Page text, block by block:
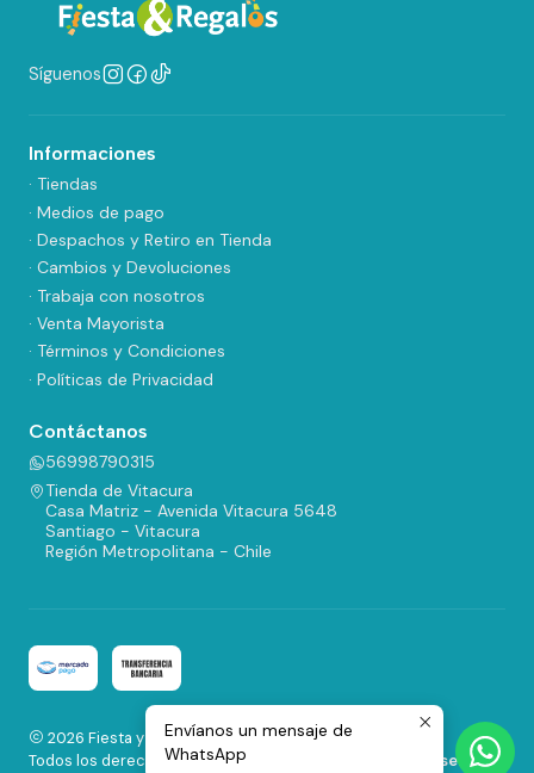
Síguenos
Informaciones
· Tiendas
· Medios de pago
· Despachos y Retiro en Tienda
· Cambios y Devoluciones
· Trabaja con nosotros
· Venta Mayorista
· Términos y Condiciones
· Políticas de Privacidad
Contáctanos
56998790315
Tienda de Vitacura
Casa Matriz - Avenida Vitacura 5648
Santiago - Vitacura
Región Metropolitana - Chile
2026 Fiesta y Regalos.
Todos los derechos reservados.
Desarrollado por Jumpseller.
Envíanos un mensaje de
WhatsApp